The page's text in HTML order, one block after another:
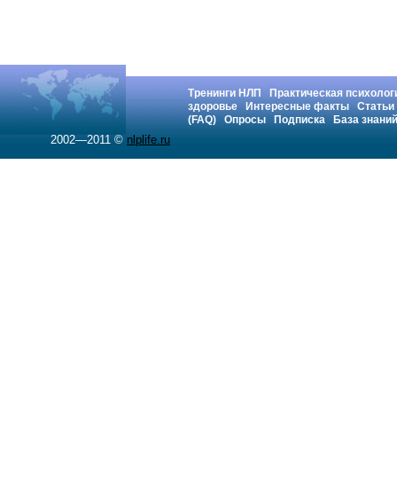
Тренинги НЛП
Практическая
здоровье
Интересные факты
Статьи
(FAQ)
Опросы Подписка База знаний
2002—2011 © nlplife.ru